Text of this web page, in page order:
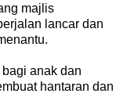
majlis
lancar dan
anak dan
hantaran dan